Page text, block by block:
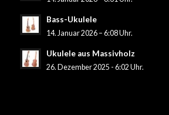
Bass-Ukulele
14. Januar 2026 – 6:08 Uhr.
Ukulele aus Massivholz
26. Dezember 2025 - 6:02 Uhr.